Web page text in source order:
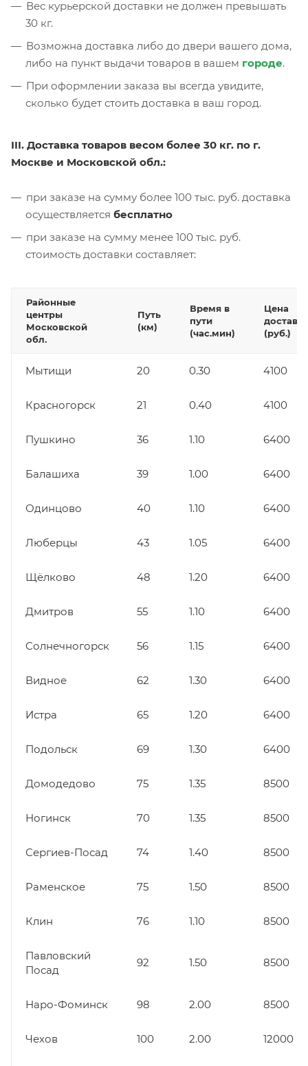
Вес курьерской доставки не должен превышать
30 кг.
Возможна доставка либо до двери вашего дома,
либо на пункт выдачи товаров в вашем городе.
При оформлении заказа вы всегда увидите,
сколько будет стоить доставка в ваш город.
III. Доставка товаров весом более 30 кг. по г.
Москве и Московской обл.:
при заказе на сумму более 100 тыс. руб. доставка
осуществляется бесплатно
при заказе на сумму менее 100 тыс. руб.
стоимость доставки составляет:
Районные
центры
Московской
обл.
Путь
(км)
Время в
пути
(час.мин)
Цена
(руб.)
Мытищи 20 0.30 4100
Красногорск 21 0.40 4100
Пушкино 36 1.10 6400
Балашиха 39 1.00 6400
Одинцово 40 1.10 6400
Люберцы 43 1.05 6400
Щёлково 48 1.20 6400
Дмитров 55 1.10 6400
Солнечногорск 56 1.15 6400
Видное 62 1.30 6400
Истра 65 1.20 6400
Подольск 69 1.30 6400
Домодедово 75 1.35 8500
Ногинск 70 1.35 8500
Сергиев-Посад 74 1.40 8500
Раменское 75 1.50 8500
Клин 76 1.10 8500
Павловский
Посад
92 1.50 8500
Наро-Фоминск 98 2.00 8500
Чехов 100 2.00 12000